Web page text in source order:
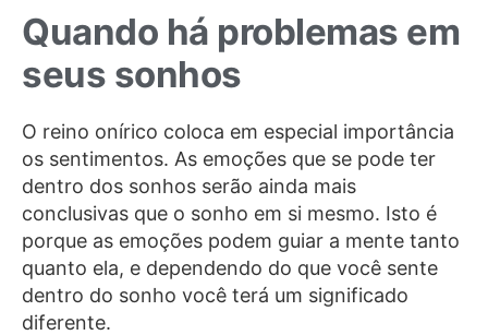
Quando há problemas em
seus sonhos
O reino onírico coloca em especial importância
os sentimentos. As emoções que se pode ter
dentro dos sonhos serão ainda mais
conclusivas que o sonho em si mesmo. Isto é
porque as emoções podem guiar a mente tanto
quanto ela, e dependendo do que você sente
dentro do sonho você terá um significado
diferente.